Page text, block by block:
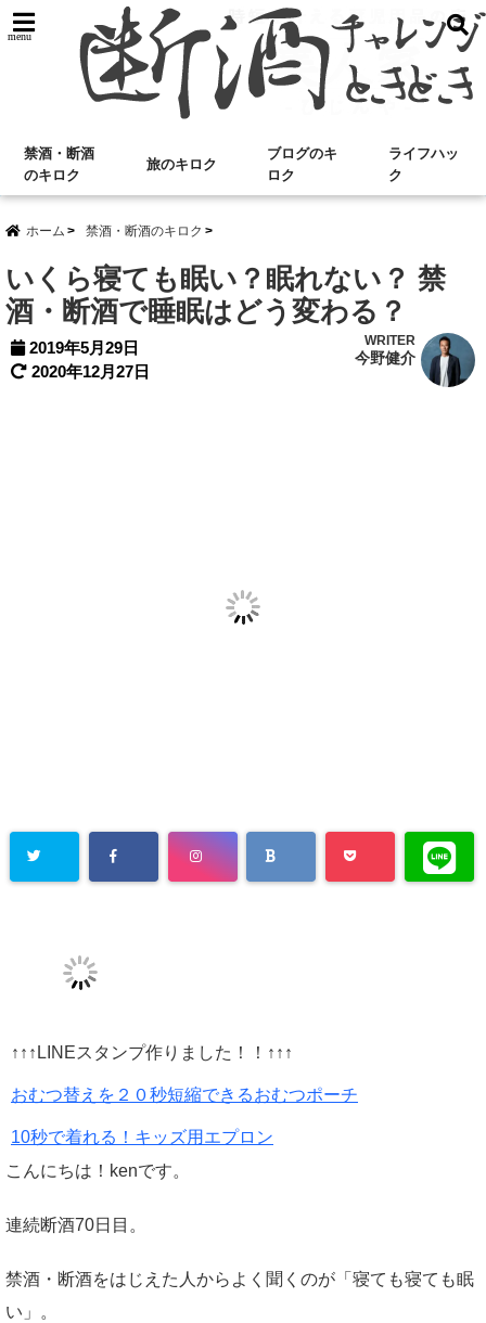
menu
禁酒・断酒
のキロク
旅のキロク
ブログのキ
ロク
ライフハッ
ク
ホーム 禁酒・断酒のキロク
いくら寝ても眠い？眠れない？ 禁
酒・断酒で睡眠はどう変わる？
2019年5月29日
2020年12月27日
WRITER
今野健介
↑↑↑LINEスタンプ作りました！！↑↑↑
おむつ替えを２０秒短縮できるおむつポーチ
10秒で着れる！キッズ用エプロン
こんにちは！kenです。
連続断酒70日目。
禁酒・断酒をはじえた人からよく聞くのが「寝ても寝ても眠
い」。